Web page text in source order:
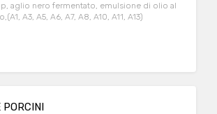
aglio nero fermentato, emulsione di olio al
A3, A5, A6, A7, A8, A10, A11, A13)